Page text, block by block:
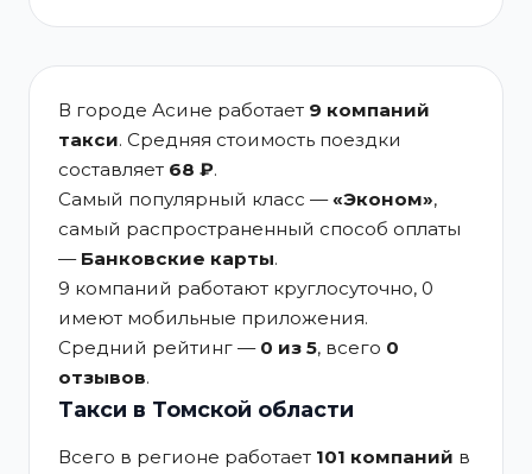
В городе Асине работает 9 компаний
такси. Средняя стоимость поездки
составляет 68 ₽.
Самый популярный класс —«Эконом»,
самый распространенный способ оплаты
— Банковские карты.
9 компаний работают круглосуточно, 0
имеют мобильные приложения.
Средний рейтинг — 0 из 5, всего 0
отзывов.
Такси в Томской области
Всего в регионе работает 101 компаний в